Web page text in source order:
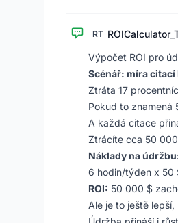
RT
Výpočet ROI pro
Scénář: míra citací
Ztráta 17
Pokud to znamená
A každá citace
Ztrácíte cca 50
Náklady na
6 hodin/týden x 50
ROI: 50 000 $
Ale je to ještě lepší,